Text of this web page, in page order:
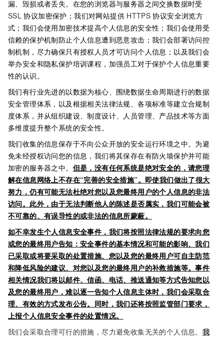
漏、毁损或者丢失。在您的浏览器与服务器之间交换数据时受
SSL 协议加密保护；我们对网站提供 HTTPS 协议安全浏览方
式；我们会使用加密技术提高个人信息的安全性；我们会使用受
信赖的保护机制防止个人信息遭到恶意攻击；我们会部署访问控
制机制，尽力确保只有授权人员才可访问个人信息；以及我们会
举办安全和隐私保护培训课程，加强员工对于保护个人信息重要
性的认识。
我们有行业先进的以数据为核心、围绕数据生命周期进行的数据
安全管理体系，以及根据相关法律法规、各项标准等建立合规制
度体系，并从组织建设、制度设计、人员管理、产品技术等方面
多维度提升整个系统的安全性。
我们收集的信息保存于不向公众开放的安全运行环境之中。为避
免未经授权访问您的信息，我们将其保存在有防火墙保护并可能
加密的服务器之中。 但是，没有任何系统是绝对安全的，请您理
解在信息网络上不存在“完善的安全措施”。即使我们做出了很大
努力，仍有可能无法杜绝对您以及您最终用户的个人信息的非法
访问。此外，由于无法判断他人的陈述是否属实，我们可能会被
不可靠的、有误导性的或非法的信息所蒙蔽。
如不幸发生个人信息安全事件，我们将按照法律法规的要求向您
或您的最终用户告知：安全事件的基本情况和可能的影响、我们
已采取或将要采取的处置措施、您以及您的最终用户可自主防范
和降低风险的建议、对您以及您的最终用户的补救措施等。事件
相关情况我们将以邮件、信函、电话、推送通知等方式告知您以
及您的最终用户，难以逐一告知个人信息主体时，我们会采取合
理、有效的方式发布公告。同时，我们还将按照监管部门要求，
上报个人信息安全事件的处置情况。
我们会采取合理可行的措施，尽力避免收集无关的个人信息。 我